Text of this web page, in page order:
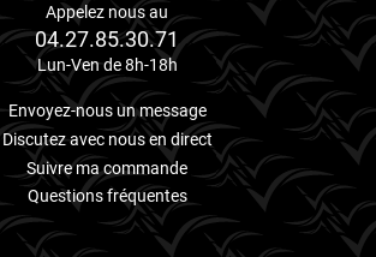
Appelez nous au
04.27.85.30.71
Lun-Ven de 8h-18h
Envoyez-nous un message
Discutez avec nous en direct
Suivre ma commande
Questions fréquentes